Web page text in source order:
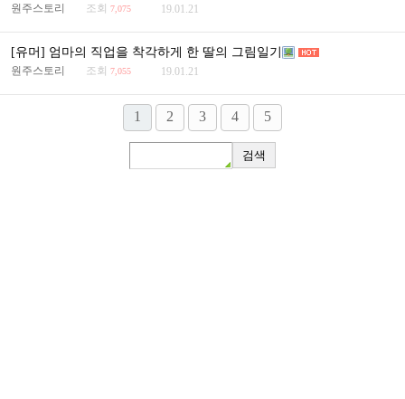
원주스토리 조회 7,075 19.01.21
[유머] 엄마의 직업을 착각하게 한 딸의 그림일기
원주스토리 조회 7,055 19.01.21
1 2 3 4 5